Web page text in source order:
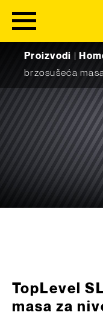
Proizvodi
brzosušeća
TopLevel
masa za